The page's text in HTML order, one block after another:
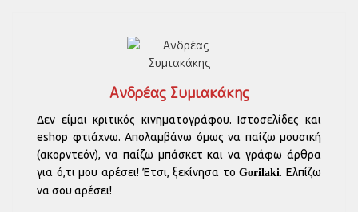
Ανδρέας Συμιακάκης
Δεν είμαι κριτικός κινηματογράφου. Ιστοσελίδες και
eshop φτιάχνω. Απολαμβάνω όμως να παίζω μουσική
(ακορντεόν), να παίζω μπάσκετ και να γράφω άρθρα
για ό,τι μου αρέσει! Έτσι, ξεκίνησα τοGorilaki. Ελπίζω
να σου αρέσει!